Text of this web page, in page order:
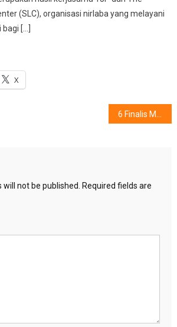
(SLC), organisasi nirlaba yang melayani
[…]
X
6 Finalis Mengguncang Panggung Hiburan
not be published. Required fields are